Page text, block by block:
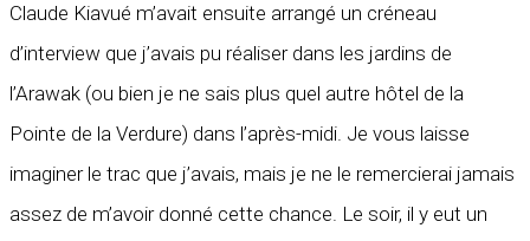
Claude Kiavué m’avait ensuite arrangé un créneau
d’interview que j’avais pu réaliser dans les jardins de
l’Arawak (ou bien je ne sais plus quel autre hôtel de la
Pointe de la Verdure) dans l’après-midi. Je vous laisse
imaginer le trac que j’avais, mais je ne le remercierai jamais
assez de m’avoir donné cette chance. Le soir, il y eut un